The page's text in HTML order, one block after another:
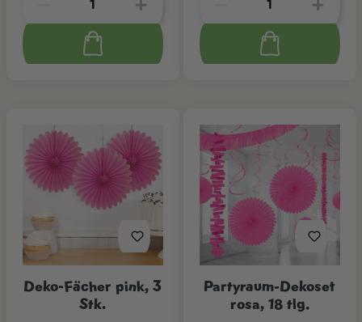
Deko-Fächer pink, 3
Stk.
Partyraum-Dekoset
rosa, 18 tlg.